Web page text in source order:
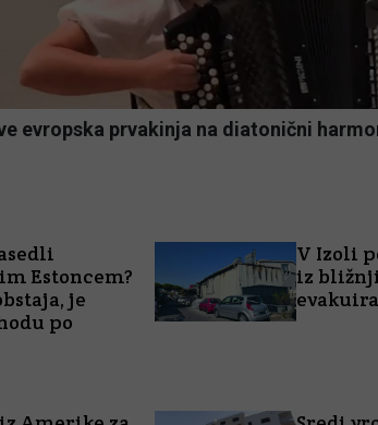
evropska prvakinja na diatonični
Estoncem?
je
po
V Izoli
iz